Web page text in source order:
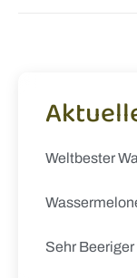
Weltbester
Sehr